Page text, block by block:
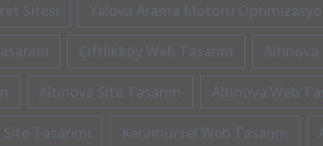
Sitesi Yalova Arama Motoru
Çiftlikköy Web Tasarım
Altınova Site Tasarım Altınova Web
Tasarımı Karamürsel Web Tasarım